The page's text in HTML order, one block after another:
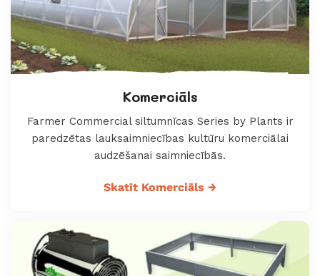
Komerciāls
Farmer Commercial siltumnīcas Series by Plants ir
paredzētas lauksaimniecības kultūru komerciālai
audzēšanai saimniecībās.
Skatīt Komerciāls →